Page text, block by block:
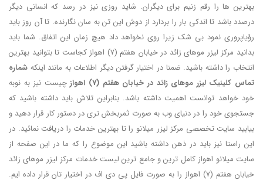
بهترین ها را رقم زنیم برای دیگران. شاید روزی نیز در رسد که انسانی دیگر
درصدد باشد تا اندکی بار را بردارد از دوش این تن به سان نگارنده. تا آن روز باید
رؤیاپروری نمود بی شک زیرا روی نخواهد داد هیچ زمان این اتفاق. شما باید
بدانید مرکز لیزر موهای زائد در خیابان هفتم (7) اهواز کجاست تا بتوانید بهترین
انتخاب را داشته باشید. ضمنا در اختیار گرفتن دیگر اطلاعات به مانند اینکه شماره
تماس کلینیک لیزر موهای زائد در خیابان هفتم (7) اهواز
چیست نیز به نوبه
خود خواهد توانست اهمیت داشته باشد. بنابراین تلاش باید داشته باشید که
جستجوی خود را در دنیای وب به صورت ثمربخش تری در دستور کار قرار دهید و
بیابید سایت تخصصی مرکز لیزر میلانو را تا بهترین خدمات را دریافت نمائید. در
این راستا نیز باید در ذهن داشته باشید این موضوع را که ما در این صفحه از
سایت میلانو اهواز کامل ترین و جامع ترین لیست خدمات مرکز لیزر موهای زائد
خیابان هفتم (7) اهواز را به صورت فایل پی دی اف در اختیار تان قرار داده ایم.